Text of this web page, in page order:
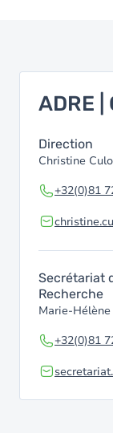
ADRE
Direction
Christine
+32(0)81
Secrétariat
Recherche
Marie-
+32(0)81